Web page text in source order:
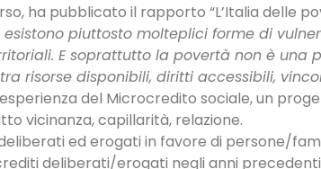
ha pubblicato il rapporto “L’Italia delle
piuttosto molteplici forme di
E soprattutto la povertà non è una
risorse disponibili, diritti accessibili,
del Microcredito sociale, un
vicinanza, capillarità, relazione.
ed erogati in favore di persone/
deliberati/erogati negli anni